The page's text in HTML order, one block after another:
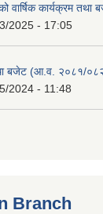
वार्षिक कार्यक्रम
2025 - 17:05
बजेट (आ.व. २०८१/
2024 - 11:48
Branch